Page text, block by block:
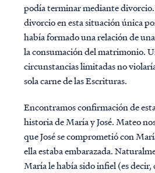
podía terminar mediante divorcio.
divorcio en esta situación única
había formado una relación de
la consumación del matrimonio.
circunstancias limitadas no
sola carne de las Escrituras.
Encontramos confirmación de
historia de María y José. Mateo
que José se comprometió con
ella estaba embarazada.
María le había sido infiel (es decir,